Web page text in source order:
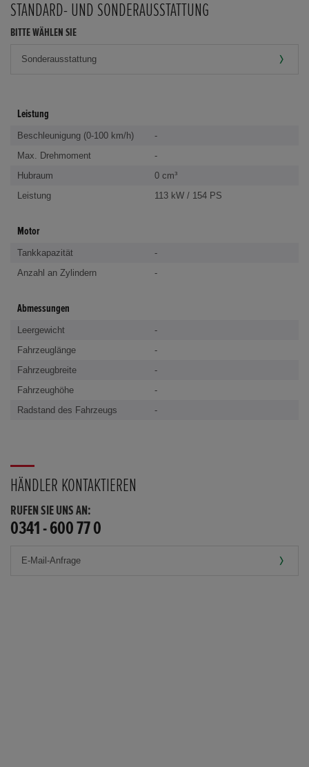
STANDARD- UND SONDERAUSSTATTUNG
BITTE WÄHLEN SIE
Leistung
Beschleunigung (0-100 km/h)
-
Max. Drehmoment
-
Hubraum
0 cm³
Leistung
113 kW / 154 PS
Motor
Tankkapazität
-
Anzahl an Zylindern
-
Abmessungen
Leergewicht
-
Fahrzeuglänge
-
Fahrzeugbreite
-
Fahrzeughöhe
-
Radstand des Fahrzeugs
-
HÄNDLER KONTAKTIEREN
RUFEN SIE UNS AN:
0341 - 600 77 0